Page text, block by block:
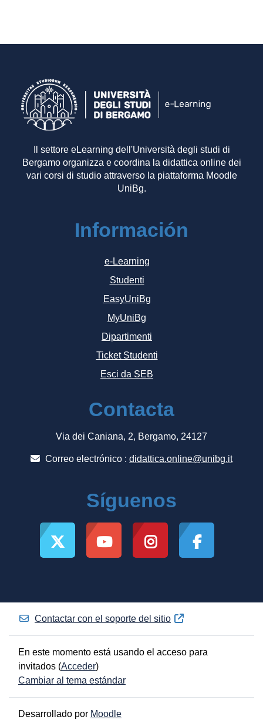
Il settore eLearning dell'Università degli studi di
Bergamo organizza e coordina la didattica online dei
vari corsi di studio attraverso la piattaforma Moodle
UniBg.
Información
e-Learning
Studenti
EasyUniBg
MyUniBg
Dipartimenti
Ticket Studenti
Esci da SEB
Contacta
Via dei Caniana, 2, Bergamo, 24127
Correo electrónico : didattica.online@unibg.it
Síguenos
Contactar con el soporte del sitio
En este momento está usando el acceso para
invitados (Acceder)
Cambiar al tema estándar
Desarrollado por Moodle